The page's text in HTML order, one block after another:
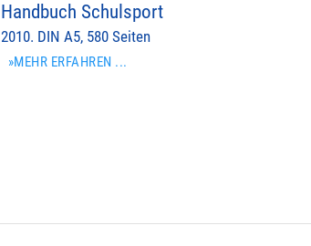
Handbuch Schulsport
2010. DIN A5, 580 Seiten
»MEHR ERFAHREN ...